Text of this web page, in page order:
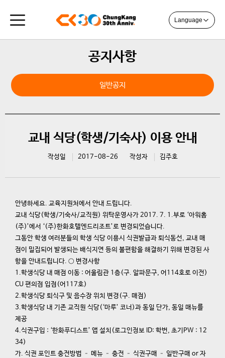
Language
공지사항
일반공지
교내 식당(학생/기숙사) 이용 안내
작성일 2017-08-26 작성자 김주호
안녕하세요. 교육지원처에서 안내 드립니다.
교내 식당(학생/기숙사/교직원) 위탁운영사가 2017. 7. 1.부로 ‘아워홈
(주)’에서 ‘(주)한화호텔엔드리조트’로 변경되었습니다.
그동안 학생 여러분들의 학생 식당 이용시 식권발급과 퇴식동선, 교내 매
점이 밀집되어 발생되는 배식지연 등의 불편함을 해결하기 위해 변경된 사
항을 안내드립니다. ○ 변경사항
1.학생식당 내 매점 이동 : 어울림관 1층(구. 알파문구, 어114호로 이전)
CU 편의점 입점(어117호)
2.학생식당 퇴식구 및 음수장 위치 변경(구. 매점)
3.학생식당 내 기존 교직원 식당(‘마루’ 코너)과 동일 단가, 동일 매뉴를
제공
4.식권구입 : ‘한화푸디스트’ 앱 설치(로그인정보 ID: 학번, 초기PW : 12
34)
가. 식권 포인트 충전방법 – 메뉴 – 충전 – 식권구매 – 일반구매 or 자